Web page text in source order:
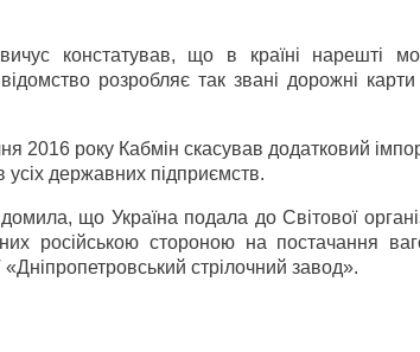
констатував, що в країні нарешті
розробляє так звані дорожні
2016 року Кабмін скасував додатковий
усіх державних підприємств.
що Україна подала до Світової
російською стороною на постачання
стрілочний завод».